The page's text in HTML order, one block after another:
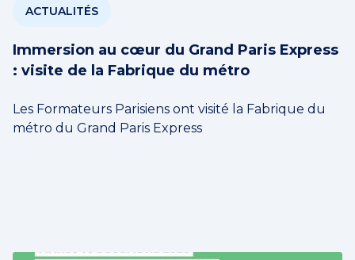
ACTUALITÉS
Immersion au cœur du Grand Paris Express
: visite de la Fabrique du métro
Les Formateurs Parisiens ont visité la Fabrique du
métro du Grand Paris Express